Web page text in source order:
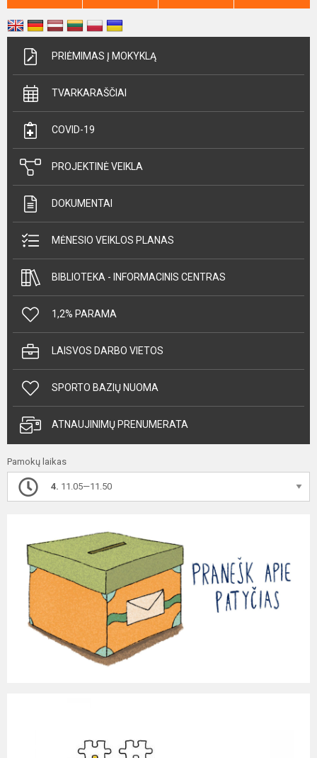
PRIĖMIMAS Į MOKYKLĄ
TVARKARAŠČIAI
COVID-19
PROJEKTINĖ VEIKLA
DOKUMENTAI
MĖNESIO VEIKLOS PLANAS
BIBLIOTEKA - INFORMACINIS CENTRAS
1,2% PARAMA
LAISVOS DARBO VIETOS
SPORTO BAZIŲ NUOMA
ATNAUJINIMŲ PRENUMERATA
Pamokų laikas
4. 11.05—11.50